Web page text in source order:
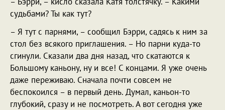
судьбами? Ты как тут?
– Я тут с парнями, – сообщил Бэрри, садясь к ним за
стол без всякого приглашения. – Но парни куда-то
сгинули. Сказали два дня назад, что скатаются к
Большому каньону, ну и все! С концами. Я уже очень
даже переживаю. Сначала почти совсем не
беспокоился – в первый день. Думал, каньон-то
глубокий, сразу и не посмотреть. А вот сегодня уже